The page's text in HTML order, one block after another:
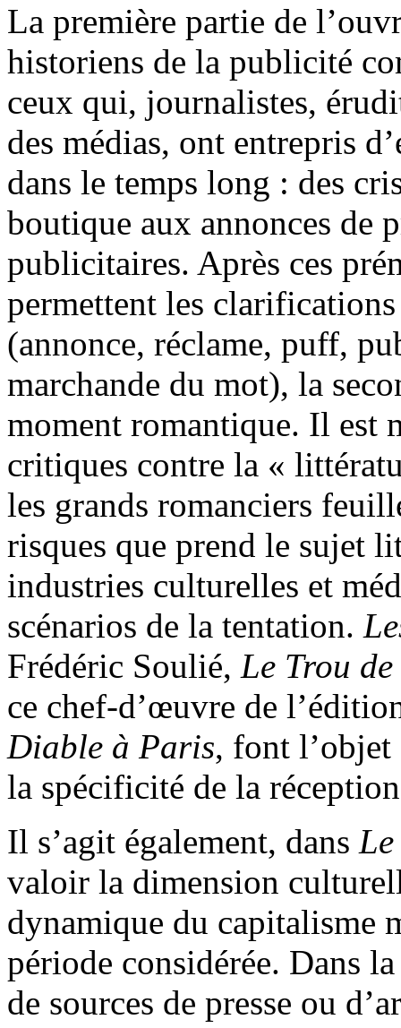
La première partie de
historiens de la publicité
ceux qui, journalistes,
des médias, ont entrepris
dans le temps long : des
boutique aux annonces de
publicitaires. Après ces
permettent les
(annonce, réclame, puff,
marchande du mot), la
moment romantique. Il est
critiques contre la «
les grands romanciers
risques que prend le sujet
industries culturelles et
scénarios de la tentation.
Frédéric Soulié, Le Trou
ce chef-d’œuvre de
Diable à Paris, font l’objet
la spécificité de la
Il s’agit également, dans
valoir la dimension
dynamique du capitalisme
période considérée. Dans
de sources de presse ou